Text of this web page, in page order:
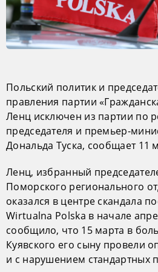
Польский политик и
правления партии
Ленц исключен из партии по
председателя и премьер-
Дональда Туска, сообщает 11
Ленц, избранный
Поморского регионального
оказался в центре скандала
Wirtualna Polska в начале
сообщило, что 15 марта в
Куявского его сыну провели
и с нарушением стандартных